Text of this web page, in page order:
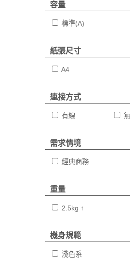
容量
標準(A)
紙張尺寸
A4
連接方式
有線
需求情境
經典商務
重量
2.5kg ↑
機身規範
淺色系